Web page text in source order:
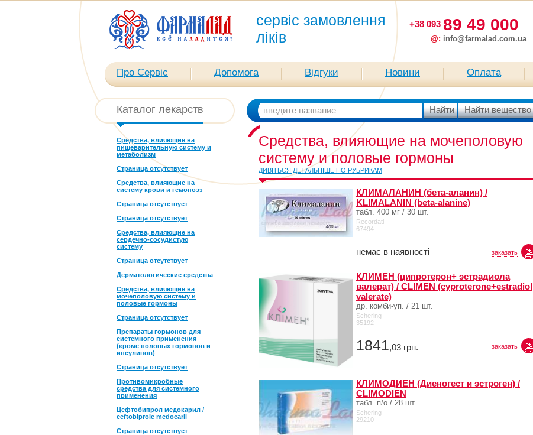
сервіс замовлення
ліків
+38 093 89 49 000
@: info@farmalad.com.ua
Про Сервіс Допомога Відгуки Новини Оплата
Каталог лекарств
Средства, влияющие на
пищеварительную систему и
метаболизм
Страница отсутствует
Средства, влияющие на
систему крови и гемопоэз
Страница отсутствует
Страница отсутствует
Средства, влияющие на
сердечно-сосудистую
систему
Страница отсутствует
Дерматологические средства
Средства, влияющие на
мочеполовую систему и
половые гормоны
Страница отсутствует
Препараты гормонов для
системного применения
(кроме половых гормонов и
инсулинов)
Страница отсутствует
Противомикробные
средства для системного
применения
Цефтобипрол медокарил /
ceftobiprole medocaril
Страница отсутствует
Средства, влияющие на мочеполовую
систему и половые гормоны
ДИВІТЬСЯ ДЕТАЛЬНІШЕ ПО РУБРИКАМ
КЛИМАЛАНИН (бета-аланин) /
KLIMALANIN (beta-alanine)
табл. 400 мг / 30 шт.
Recordati
67494
немає в наявності заказать
КЛИМЕН (ципротерон+ эстрадиола
валерат) / CLIMEN (cyproterone+estradiol
valerate)
др. комби-уп. / 21 шт.
Schering
35192
1841,03 грн. заказать
КЛИМОДИЕН (Диеногест и эстроген) /
CLIMODIEN
табл. п/о / 28 шт.
Schering
29210